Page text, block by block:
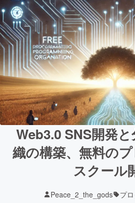
Web3.0 SNS開発
織の構築、無料の
スクール
Peace_2_the_gods プ